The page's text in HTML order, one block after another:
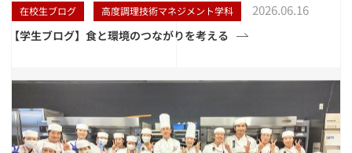
在校生ブログ 高度調理技術マネジメント学科 2026.06.16
【学生ブログ】食と環境のつながりを考える